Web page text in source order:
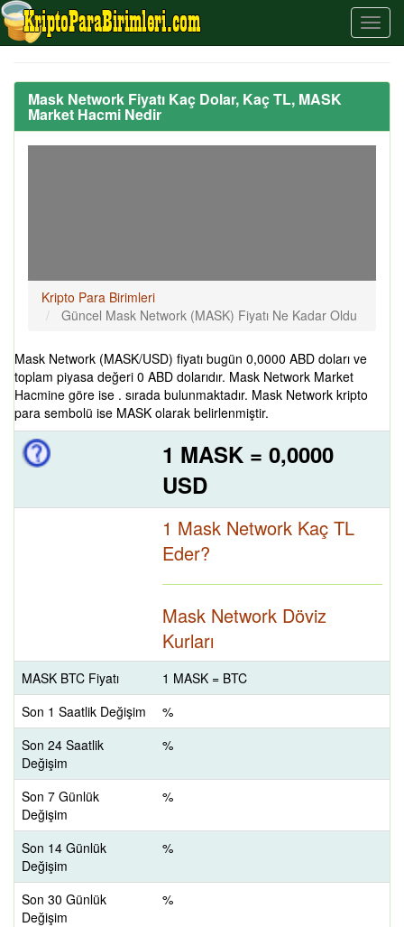
Mask Network Fiyatı Kaç Dolar, Kaç TL, MASK
Market Hacmi Nedir
Kripto Para Birimleri
Güncel Mask Network (MASK) Fiyatı Ne Kadar Oldu
Mask Network (MASK/USD) fiyatı bugün 0,0000 ABD doları ve
toplam piyasa değeri 0 ABD dolarıdır. Mask Network Market
Hacmine göre ise . sırada bulunmaktadır. Mask Network kripto
para sembolü ise MASK olarak belirlenmiştir.
1 MASK = 0,0000
USD
1 Mask Network Kaç TL
Eder?
Mask Network Döviz
Kurları
MASK BTC Fiyatı
1 MASK = BTC
Son 1 Saatlik Değişim
%
Son 24 Saatlik
Değişim
%
Son 7 Günlük
Değişim
%
Son 14 Günlük
Değişim
%
Son 30 Günlük
Değişim
%